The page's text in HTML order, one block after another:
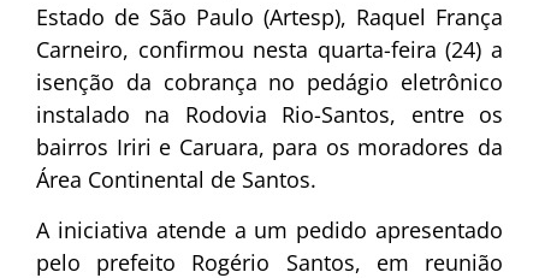
Estado de São Paulo (Artesp), Raquel França
Carneiro, confirmou nesta quarta-feira (24) a
isenção da cobrança no pedágio eletrônico
instalado na Rodovia Rio-Santos, entre os
bairros Iriri e Caruara, para os moradores da
Área Continental de Santos.
A iniciativa atende a um pedido apresentado
pelo prefeito Rogério Santos, em reunião